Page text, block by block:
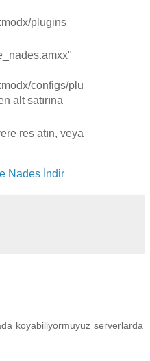
plugins
configs/plu
alt satırına
res atın, veya
Nades İndir
koyabiliyormuyuz serverlarda